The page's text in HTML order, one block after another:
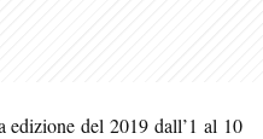
edizione del 2019 dall’1 al 10